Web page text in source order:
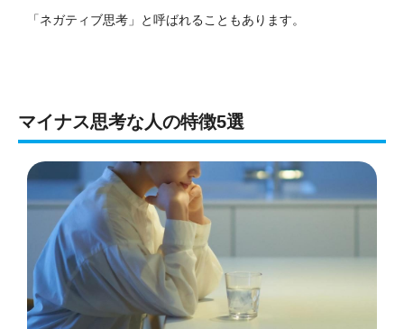
「ネガティブ思考」と呼ばれることもあります。
マイナス思考な人の特徴5選